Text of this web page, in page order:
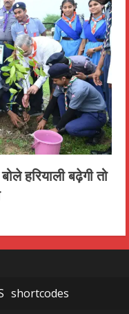
हरियाली बढ़ेगी तो
shortcodes